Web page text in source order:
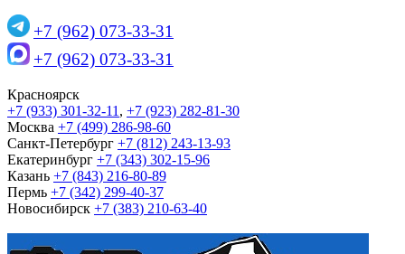
+7 (962) 073-33-31
+7 (962) 073-33-31
Красноярск
+7 (933) 301-32-11 , +7 (923) 282-81-30
Москва +7 (499) 286-98-60
Санкт-Петербург +7 (812) 243-13-93
Екатеринбург +7 (343) 302-15-96
Казань +7 (843) 216-80-89
Пермь +7 (342) 299-40-37
Новосибирск +7 (383) 210-63-40